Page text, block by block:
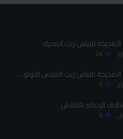
الصحيحة لقياس زيت المحرك
24
الطريقة الصحيحة لقياس زيت الفتيس الاوتوماتيك
6
الردياتير بالفلاش
5